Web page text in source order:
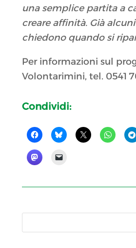
una semplice partita a
creare affinità. Già
chiedono quando si
Per informazioni sul
Volontarimini, tel. 0541
Condividi: